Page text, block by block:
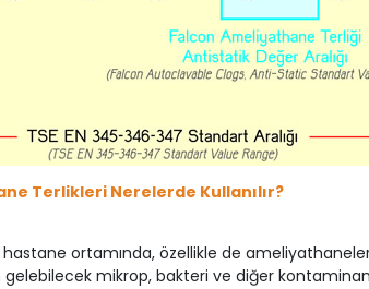
Terlikleri Nerelerde Kullanılır?
hastane ortamında, özellikle de
gelebilecek mikrop, bakteri ve diğer